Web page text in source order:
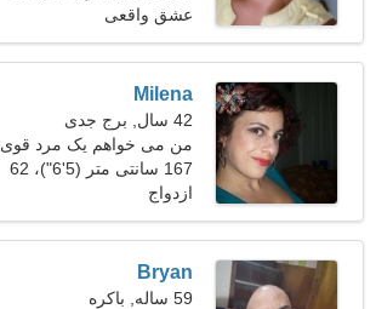
کیلوگرم (147 پوند)
عشق واقعی
Milena
42 سال, برج جدی
من می خواهم یک مرد قوی
پیدا کنم
167 سانتی متر (5'6")، 62
کیلوگرم (136 پوند)
ازدواج
Bryan
59 ساله, باکره